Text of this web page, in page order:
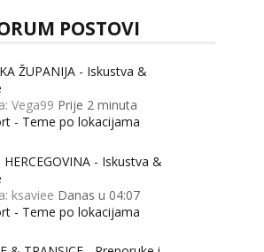
POSTOVI
ŽUPANIJA - Iskustva &
Vega99 Prije 2 minuta
- Teme po lokacijama
HERCEGOVINA - Iskustva &
ksaviee Danas u 04:07
- Teme po lokacijama